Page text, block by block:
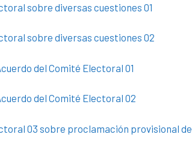
sobre diversas cuestiones 01
sobre diversas cuestiones 02
del Comité Electoral 01
del Comité Electoral 02
03 sobre proclamación provisional de